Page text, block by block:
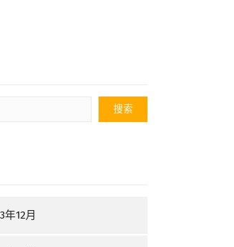
年12月